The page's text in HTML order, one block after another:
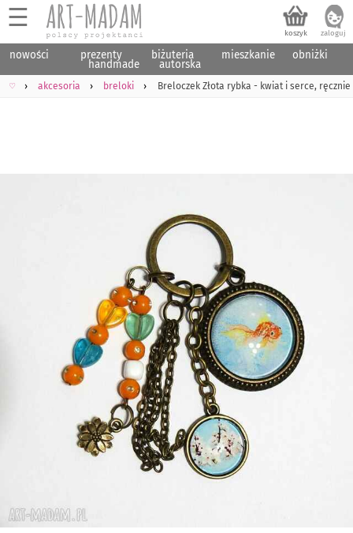
☰
nowości prezenty
handmade
biżuteria
autorska
mieszkanie obniżki
♡ akcesoria breloki Breloczek Złota rybka - kwiat i serce,